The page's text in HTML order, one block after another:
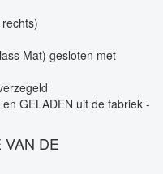
Mat) gesloten met
GELADEN uit de fabriek -
DE